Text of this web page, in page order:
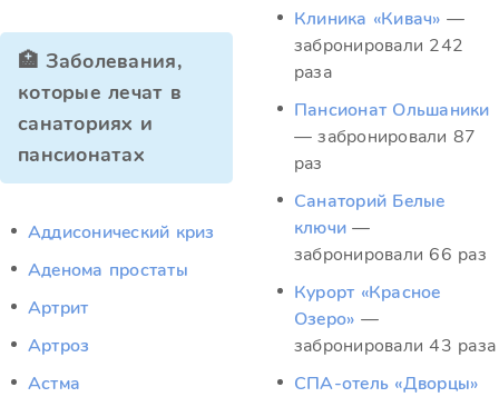
🏥 Заболевания,
которые лечат в
санаториях и
пансионатах
Аддисонический криз
Аденома простаты
Артрит
Артроз
Астма
Клиника «Кивач» —
забронировали 242
раза
Пансионат Ольшаники
— забронировали 87
раз
Санаторий Белые
ключи —
забронировали 66 раз
Курорт «Красное
Озеро» —
забронировали 43 раза
СПА-отель «Дворцы»